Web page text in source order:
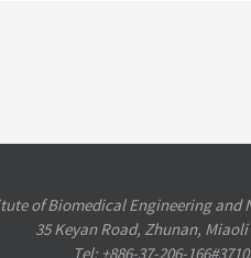
of Biomedical Engineering
35 Keyan Road, Zhunan,
Tel: +886-37-206-